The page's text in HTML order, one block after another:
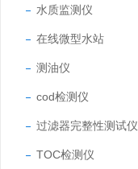
水质监测仪
在线微型水站
测油仪
cod检测仪
过滤器完整性测试仪
TOC检测仪